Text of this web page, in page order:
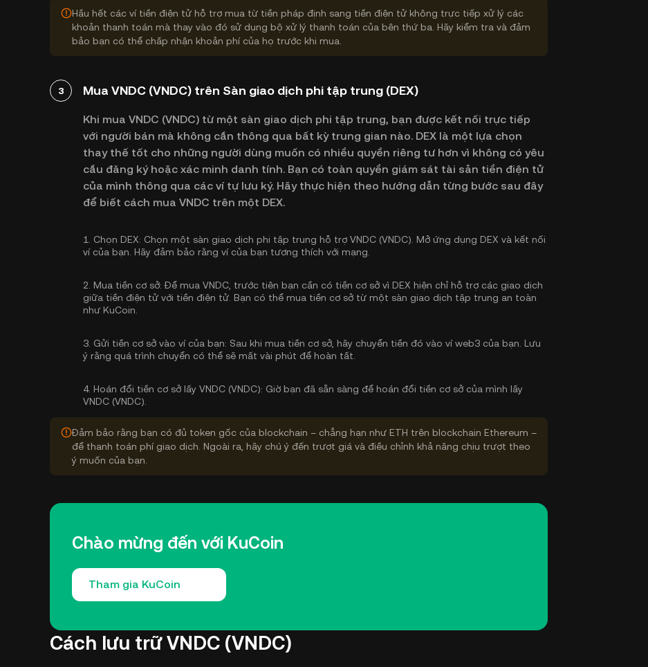
Hầu hết các ví tiền điện tử hỗ trợ mua từ tiền pháp định sang tiền điện tử không trực tiếp xử lý các
khoản thanh toán mà thay vào đó sử dụng bộ xử lý thanh toán của bên thứ ba. Hãy kiểm tra và đảm
bảo bạn có thể chấp nhận khoản phí của họ trước khi mua.
3 Mua VNDC (VNDC) trên Sàn giao dịch phi tập trung (DEX)
Khi mua VNDC (VNDC) từ một sàn giao dịch phi tập trung, bạn được kết nối trực tiếp
với người bán mà không cần thông qua bất kỳ trung gian nào. DEX là một lựa chọn
thay thế tốt cho những người dùng muốn có nhiều quyền riêng tư hơn vì không có yêu
cầu đăng ký hoặc xác minh danh tính. Bạn có toàn quyền giám sát tài sản tiền điện tử
của mình thông qua các ví tự lưu ký. Hãy thực hiện theo hướng dẫn từng bước sau đây
để biết cách mua VNDC trên một DEX.
1. Chọn DEX: Chọn một sàn giao dịch phi tập trung hỗ trợ VNDC (VNDC). Mở ứng dụng DEX và kết nối
ví của bạn. Hãy đảm bảo rằng ví của bạn tương thích với mạng.
2. Mua tiền cơ sở: Để mua VNDC, trước tiên bạn cần có tiền cơ sở vì DEX hiện chỉ hỗ trợ các giao dịch
giữa tiền điện tử với tiền điện tử. Bạn có thể mua tiền cơ sở từ một sàn giao dịch tập trung an toàn
như KuCoin.
3. Gửi tiền cơ sở vào ví của bạn: Sau khi mua tiền cơ sở, hãy chuyển tiền đó vào ví web3 của bạn. Lưu
ý rằng quá trình chuyển có thể sẽ mất vài phút để hoàn tất.
4. Hoán đổi tiền cơ sở lấy VNDC (VNDC): Giờ bạn đã sẵn sàng để hoán đổi tiền cơ sở của mình lấy
VNDC (VNDC).
Đảm bảo rằng bạn có đủ token gốc của blockchain – chẳng hạn như ETH trên blockchain Ethereum –
để thanh toán phí giao dịch. Ngoài ra, hãy chú ý đến trượt giá và điều chỉnh khả năng chịu trượt theo
ý muốn của bạn.
Chào mừng đến với KuCoin
Tham gia KuCoin
Cách lưu trữ VNDC (VNDC)